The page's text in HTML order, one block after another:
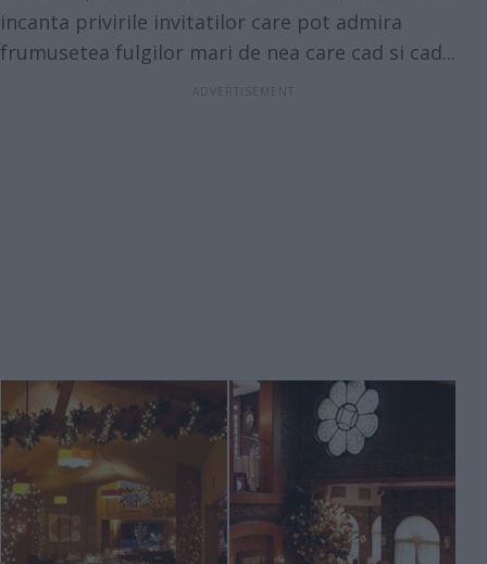
incanta privirile invitatilor care pot admira
frumusetea fulgilor mari de nea care cad si cad...